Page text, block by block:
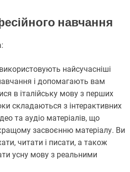
навчання
найсучасніші
і допомагають вам
в італійську мову з перших
складаються з інтерактивних
та аудіо матеріалів, що
засвоєнню матеріалу. Ви
читати і писати, а також
усну мову з реальними